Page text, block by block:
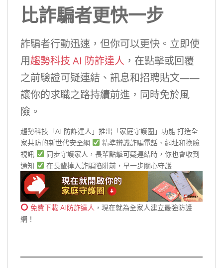
比詐騙者更快一步
詐騙者行動迅速，但你可以更快。立即使
用趨勢科技 AI 防詐達人 ，在點擊或回覆
之前驗證可疑連結、訊息和招聘貼文——
讓你的求職之路持續前進，同時免於風
險。
趨勢科技「AI 防詐達人」推出「家庭守護圈」功能 打造全
家共防的新世代安全網
精準辨識詐騙電話、網址和換臉
視訊
同步守護家人，長輩點擊可疑連結時，你也會收到
通知
在長輩掉入詐騙陷阱前，早一步關心守護
免費下載 AI防詐達人 ，現在就為全家人建立最強防護
網！